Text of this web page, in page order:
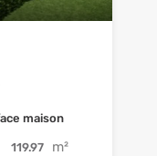
maison
119.97 m²